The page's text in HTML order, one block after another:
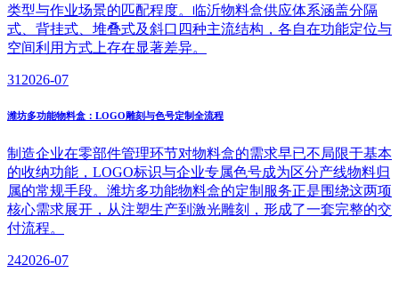
类型与作业场景的匹配程度。临沂物料盒供应体系涵盖分隔
式、背挂式、堆叠式及斜口四种主流结构，各自在功能定位与
空间利用方式上存在显著差异。
31 2026-07
潍坊多功能物料盒：LOGO雕刻与色号定制全流程
制造企业在零部件管理环节对物料盒的需求早已不局限于基本
的收纳功能，LOGO标识与企业专属色号成为区分产线物料归
属的常规手段。潍坊多功能物料盒的定制服务正是围绕这两项
核心需求展开，从注塑生产到激光雕刻，形成了一套完整的交
付流程。
242026-07